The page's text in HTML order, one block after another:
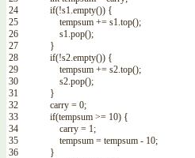
24
25
26
27
28
29
30
31
32
33
34
35
36
if(!s1.empty()) {
tempsum += s1.top();
s1.pop();
}
if(!s2.empty()) {
tempsum += s2.top();
s2.pop();
}
carry = 0;
if(tempsum >= 10) {
carry = 1;
tempsum = tempsum - 10;
}